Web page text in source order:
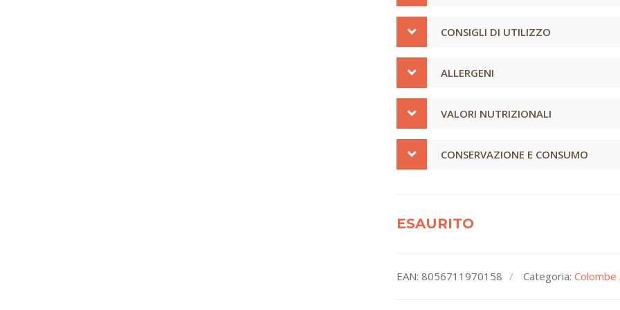
CONSIGLI DI UTILIZZO
ALLERGENI
VALORI NUTRIZIONALI
CONSERVAZIONE E CONSUMO
ESAURITO
EAN: 8056711970158 Categoria: Colombe